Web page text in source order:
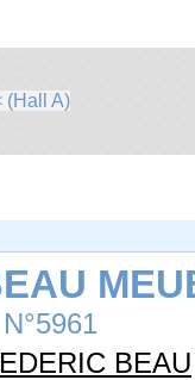
(Hall A)
BEAU